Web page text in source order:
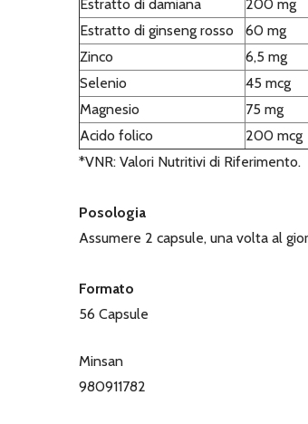
Estratto di damiana 200 mg
Estratto di ginseng rosso
60 mg
Zinco
6,5 mg
Selenio
45 mcg
Magnesio
75 mg
Acido folico
200 mcg
*VNR: Valori Nutritivi di Riferimento.
Posologia
Assumere 2 capsule, una volta al
Formato
56 Capsule
Minsan
980911782